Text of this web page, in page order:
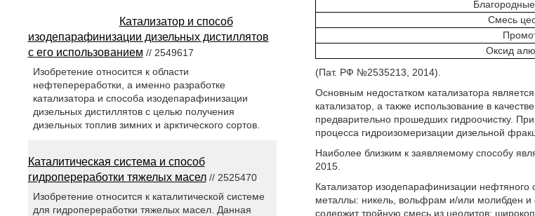
Смесь
Оксид
(Пат. РФ №2535213, 2014).
Основным недостатком катализатора
катализатор, а также использование в
предварительно прошедших гидроочистку.
процесса гидроизомеризации дизельной
Наиболее близким к заявляемому способу
2015.
Катализатор изодепарафинизации
металлы: никель, вольфрам и/или молибден и
содержит тройную смесь из цеолитов:
Катализатор и способ
изодепарафинизации дизельных дистиллятов
с его использованием // 2549617
Изобретение относится к области
нефтепереработки, а именно разработке
катализатора и способа изодепарафинизации
дизельных дистиллятов с целью получения
дизельных топлив зимних и арктического сортов.
Каталитическая система и способ
гидропереработки тяжелых масел// 2525470
Изобретение относится к каталитической системе
для гидропереработки тяжелых масел. Данная